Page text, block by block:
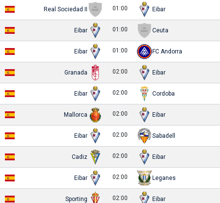
Real Sociedad II 01:00 Eibar
Eibar 01:00 Ceuta
Eibar 01:00 FC Andorra
Granada 02:00 Eibar
Eibar 02:00 Cordoba
Mallorca 02:00 Eibar
Eibar 02:00 Sabadell
Cadiz 02:00 Eibar
Eibar 02:00 Leganes
Sporting 02:00 Eibar